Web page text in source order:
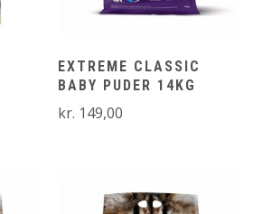
EXTREME CLASSIC
BABY PUDER 14KG
kr. 149,00